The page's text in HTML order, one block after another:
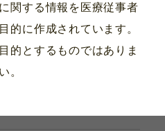
関する情報を医療従事者
的に作成されています。
的とするものではありま
。